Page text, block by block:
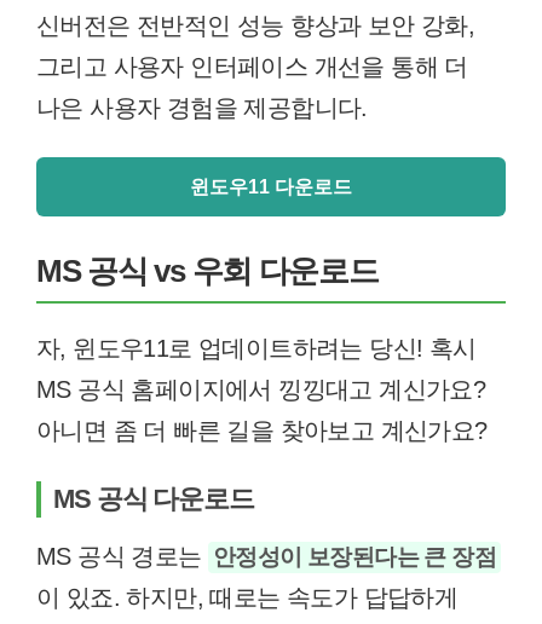
신버전은 전반적인 성능 향상과 보안 강화,
그리고 사용자 인터페이스 개선을 통해 더
나은 사용자 경험을 제공합니다.
윈도우11 다운로드
MS 공식 vs 우회 다운로드
자, 윈도우11로 업데이트하려는 당신! 혹시
MS 공식 홈페이지에서 낑낑대고 계신가요?
아니면 좀 더 빠른 길을 찾아보고 계신가요?
MS 공식 다운로드
MS 공식 경로는 안정성이 보장된다는 큰 장점
이 있죠. 하지만, 때로는 속도가 답답하게